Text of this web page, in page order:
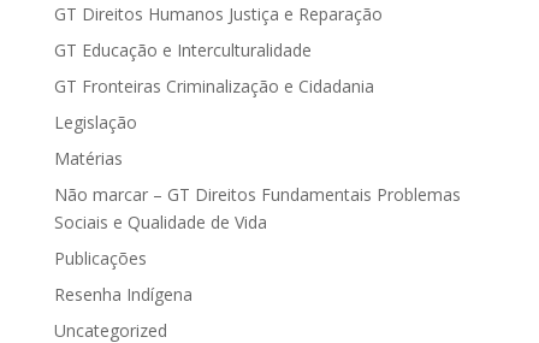
GT Direitos Humanos Justiça e Reparação
GT Educação e Interculturalidade
GT Fronteiras Criminalização e Cidadania
Legislação
Matérias
Não marcar – GT Direitos Fundamentais Problemas
Sociais e Qualidade de Vida
Publicações
Resenha Indígena
Uncategorized